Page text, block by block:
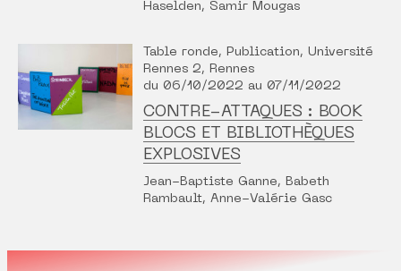
Haselden, Samir Mougas
Table ronde, Publication, Université
Rennes 2, Rennes
du 06/10/2022 au 07/11/2022
CONTRE-ATTAQUES : BOOK
BLOCS ET BIBLIOTHÈQUES
EXPLOSIVES
Jean-Baptiste Ganne, Babeth
Rambault, Anne-Valérie Gasc